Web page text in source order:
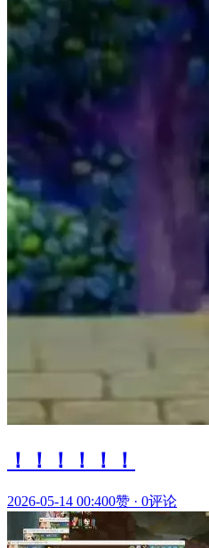
！！！！！！
2026-05-14 00:400赞 · 0评论